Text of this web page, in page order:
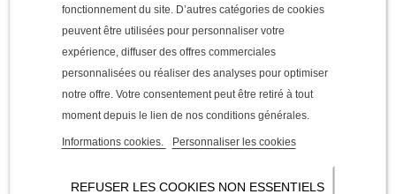
À propos et Contact
Lun. 09:00AM - 07:00PM
Mar. 09:00AM - 07:00PM
Mer. 09:00AM - 07:00PM
Jeu. 09:00AM - 07:00PM
Ven. 09:00AM - 07:00PM
Sam. 10:00AM - 04:00PM
fonctionnement du site. D’autres catégories de cookies
peuvent être utilisées pour personnaliser votre
expérience, diffuser des offres commerciales
personnalisées ou réaliser des analyses pour optimiser
notre offre. Votre consentement peut être retiré à tout
moment depuis le lien de nos conditions générales.
Informations cookies. Personnaliser les cookies
REFUSER LES COOKIES NON ESSENTIELS